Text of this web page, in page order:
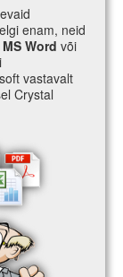
enam, neid
MS Word või
vastavalt
Crystal